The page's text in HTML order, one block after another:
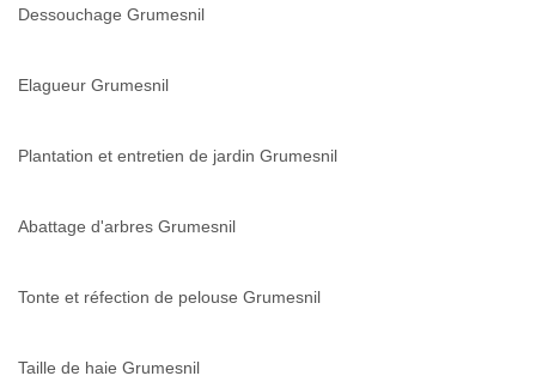
Dessouchage Grumesnil
Elagueur Grumesnil
Plantation et entretien de jardin Grumesnil
Abattage d'arbres Grumesnil
Tonte et réfection de pelouse Grumesnil
Taille de haie Grumesnil